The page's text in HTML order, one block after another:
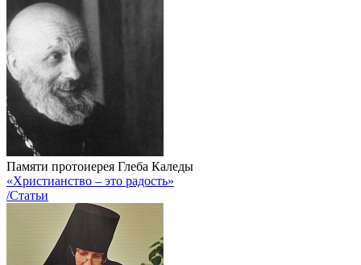
Памяти протоиерея Глеба Каледы
«Христианство – это радость»
/Статьи